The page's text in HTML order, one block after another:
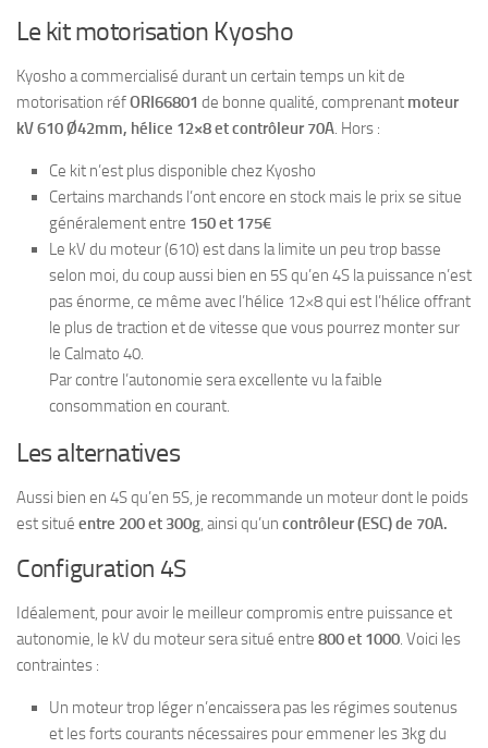
Le kit motorisation Kyosho
Kyosho a commercialisé durant un certain temps un kit de
motorisation réfORI66801 de bonne qualité, comprenant moteur
kV 610 Ø42mm, hélice 12×8 et contrôleur 70A. Hors :
Ce kit n’est plus disponible chez Kyosho
Certains marchands l’ont encore en stock mais le prix se situe
généralement entre 150 et 175€
Le kV du moteur (610) est dans la limite un peu trop basse
selon moi, du coup aussi bien en 5S qu’en 4S la puissance n’est
pas énorme, ce même avec l’hélice 12×8 qui est l’hélice offrant
le plus de traction et de vitesse que vous pourrez monter sur
le Calmato 40.
Par contre l’autonomie sera excellente vu la faible
consommation en courant.
Les alternatives
Aussi bien en 4S qu’en 5S, je recommande un moteur dont le poids
est situé entre 200 et 300g, ainsi qu’un contrôleur (ESC) de 70A.
Configuration 4S
Idéalement, pour avoir le meilleur compromis entre puissance et
autonomie, le kV du moteur sera situé entre 800 et 1000. Voici les
contraintes :
Un moteur trop léger n’encaissera pas les régimes soutenus
et les forts courants nécessaires pour emmener les 3kg du